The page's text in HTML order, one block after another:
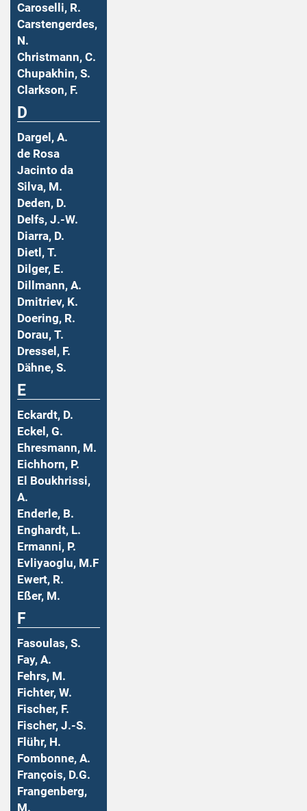
Caroselli, R.
Carstengerdes,
N.
Christmann, C.
Chupakhin, S.
Clarkson, F.
D
Dargel, A.
de Rosa
Jacinto da
Silva, M.
Deden, D.
Delfs, J.-W.
Diarra, D.
Dietl, T.
Dilger, E.
Dillmann, A.
Dmitriev, K.
Doering, R.
Dorau, T.
Dressel, F.
Dähne, S.
E
Eckardt, D.
Eckel, G.
Ehresmann, M.
Eichhorn, P.
El Boukhrissi,
A.
Enderle, B.
Enghardt, L.
Ermanni, P.
Evliyaoglu, M.F
Ewert, R.
Eßer, M.
F
Fasoulas, S.
Fay, A.
Fehrs, M.
Fichter, W.
Fischer, F.
Fischer, J.-S.
Flühr, H.
Fombonne, A.
François, D.G.
Frangenberg,
M.